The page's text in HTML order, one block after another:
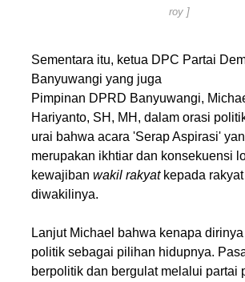
roy ]
Sementara itu, ketua DPC Partai
Banyuwangi yang juga
Pimpinan DPRD Banyuwangi,
Hariyanto, SH, MH, dalam orasi
urai bahwa acara 'Serap Aspirasi'
merupakan ikhtiar dan konsekuensi
kewajiban wakil rakyat kepada
diwakilinya.
Lanjut Michael bahwa kenapa
politik sebagai pilihan hidupnya.
berpolitik dan bergulat melalui partai